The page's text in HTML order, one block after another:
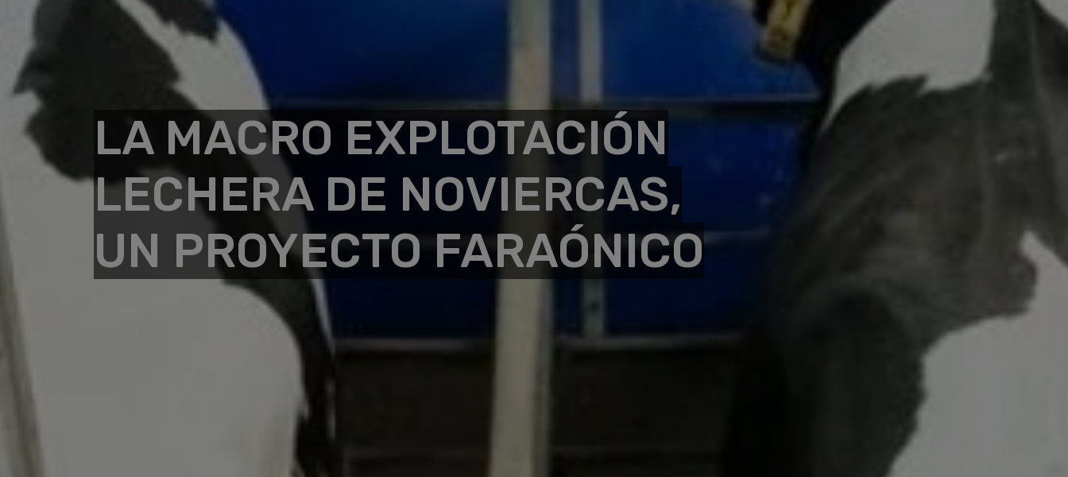
LA MACRO EXPLOTACIÓN
LECHERA DE NOVIERCAS,
UN PROYECTO FARAÓNICO